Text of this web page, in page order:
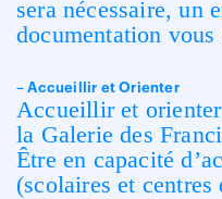
sera nécessaire, un
documentation
– Accueillir et Orienter
Accueillir et
la Galerie des
Être en capacité
(scolaires et